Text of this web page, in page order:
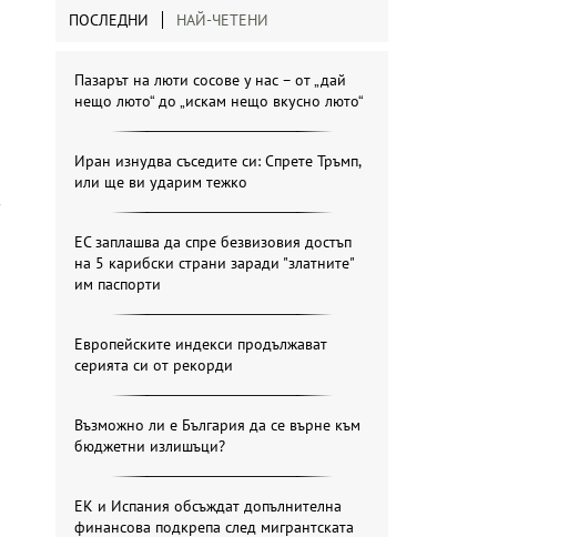
ПОСЛЕДНИ НАЙ-ЧЕТЕНИ
Пазарът на люти сосове у нас – от „дай
нещо люто“ до „искам нещо вкусно люто“
Иран изнудва съседите си: Спрете Тръмп,
или ще ви ударим тежко
ЕС заплашва да спре безвизовия достъп
на 5 карибски страни заради "златните"
им паспорти
Европейските индекси продължават
серията си от рекорди
Възможно ли е България да се върне към
бюджетни излишъци?
ЕК и Испания обсъждат допълнителна
финансова подкрепа след мигрантската